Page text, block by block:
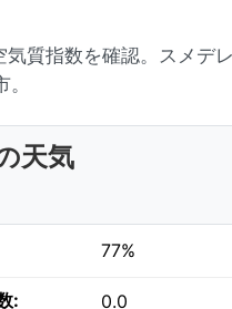
質指数を確認。スメデ
天気
77%
: 0.0